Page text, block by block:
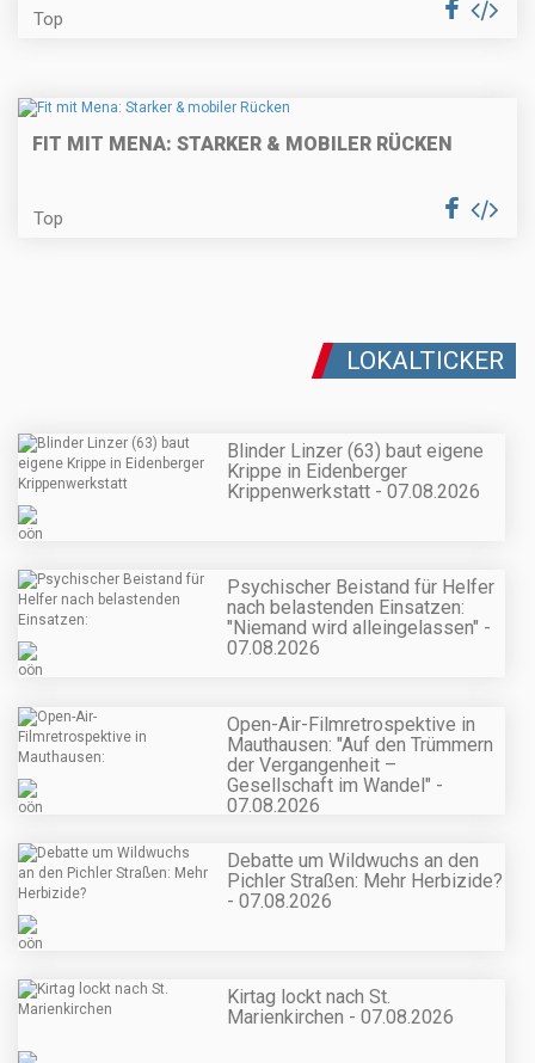
Top
FIT MIT MENA: STARKER & MOBILER RÜCKEN
Top
LOKALTICKER
Blinder Linzer (63) baut eigene
Krippe in Eidenberger
Krippenwerkstatt - 07.08.2026
Psychischer Beistand für Helfer
nach belastenden Einsatzen:
"Niemand wird alleingelassen" -
07.08.2026
Open-Air-Filmretrospektive in
Mauthausen: "Auf den Trümmern
der Vergangenheit –
Gesellschaft im Wandel" -
07.08.2026
Debatte um Wildwuchs an den
Pichler Straßen: Mehr Herbizide?
- 07.08.2026
Kirtag lockt nach St.
Marienkirchen - 07.08.2026